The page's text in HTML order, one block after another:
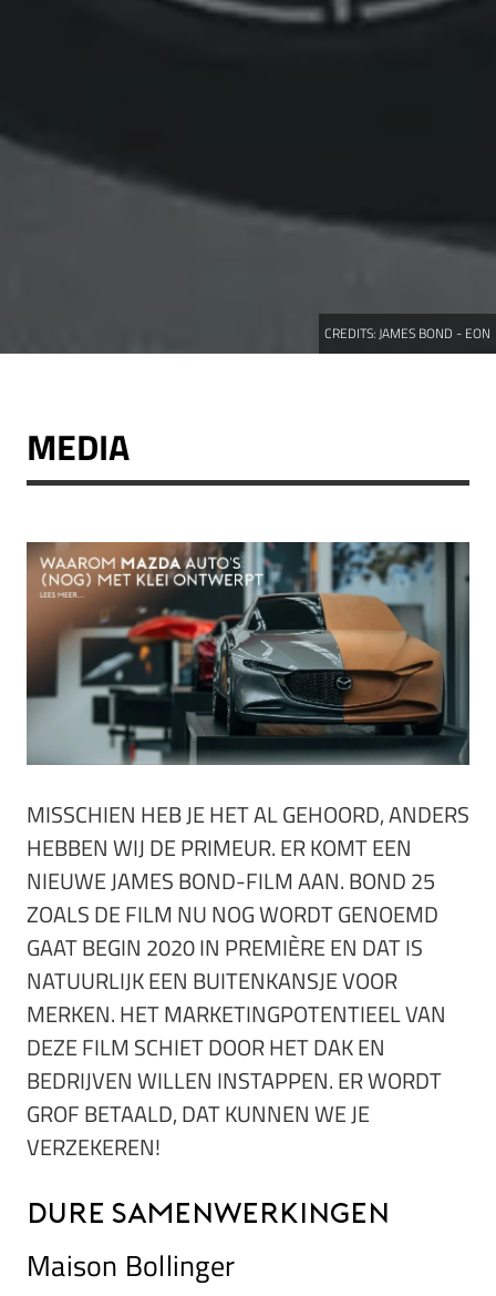
CREDITS:JAMES BOND - EON
MEDIA
MISSCHIEN HEB JE HET AL GEHOORD, ANDERS
HEBBEN WIJ DE PRIMEUR. ER KOMT EEN
NIEUWE JAMES BOND-FILM AAN. BOND 25
ZOALS DE FILM NU NOG WORDT GENOEMD
GAAT BEGIN 2020 IN PREMIÈRE EN DAT IS
NATUURLIJK EEN BUITENKANSJE VOOR
MERKEN. HET MARKETINGPOTENTIEEL VAN
DEZE FILM SCHIET DOOR HET DAK EN
BEDRIJVEN WILLEN INSTAPPEN. ER WORDT
GROF BETAALD, DAT KUNNEN WE JE
VERZEKEREN!
Dure samenwerkingen
Maison Bollinger